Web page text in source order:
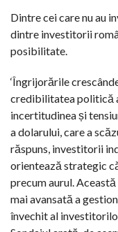
Dintre cei care nu au
dintre investitorii
posibilitate.
‘Îngrijorările
credibilitatea politică
incertitudinea și
a dolarului, care a
răspuns, investitorii
orientează strategic
precum aurul.
mai avansată a
învechit al